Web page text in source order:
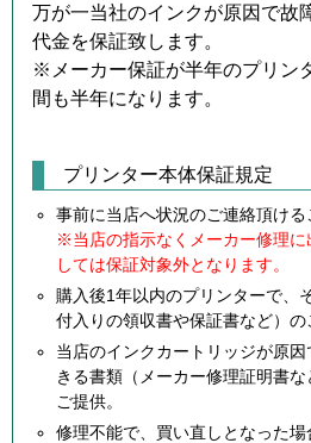
万が一当社のインクが原因で故
代金を保証致します。
※メーカー保証が半年のプリン
間も半年になります。
プリンター本体保証規定
事前に当店へ状況のご連絡頂ける
※当店の指示なくメーカー修理に
しては保証対象外となります。
購入後1年以内のプリンターで、
付入りの領収書や保証書など）の
当店のインクカートリッジが原
きる書類（メーカー修理証明書
ご提供。
修理不能で、買い直しとなった